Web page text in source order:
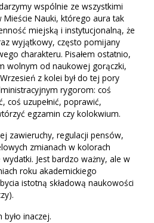
wspólnie ze wszystkimi
Nauki, którego aura tak
miejską i instytucjonalną, że
wyjątkowy, często pomijany
charakteru. Pisałem ostatnio,
wolnym od naukowej gorączki,
z kolei był do tej pory
rygorom: coś
coś uzupełnić, poprawić,
egzamin czy kolokwium.
zawieruchy, regulacji pensów,
zmianach w kolorach
Jest bardzo ważny, ale w
roku akademickiego
istotną składową naukowości
inaczej.